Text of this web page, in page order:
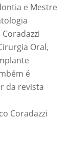
e Mestre
Oral,
é
da revista
Coradazzi